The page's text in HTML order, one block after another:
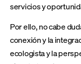
servicios y
Por ello, no cabe
conexión y la
ecologista y la